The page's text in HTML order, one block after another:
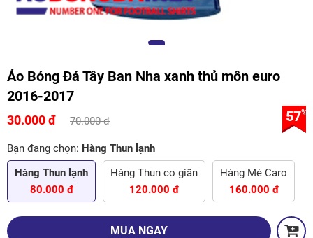
Áo Bóng Đá Tây Ban Nha xanh thủ môn euro
2016-2017
30.000 đ 70.000 đ 57%
Bạn đang chọn: Hàng Thun lạnh
Hàng Thun lạnh
80.000 đ
Hàng Thun co giãn
120.000 đ
Hàng Mè Caro
160.000 đ
MUA NGAY